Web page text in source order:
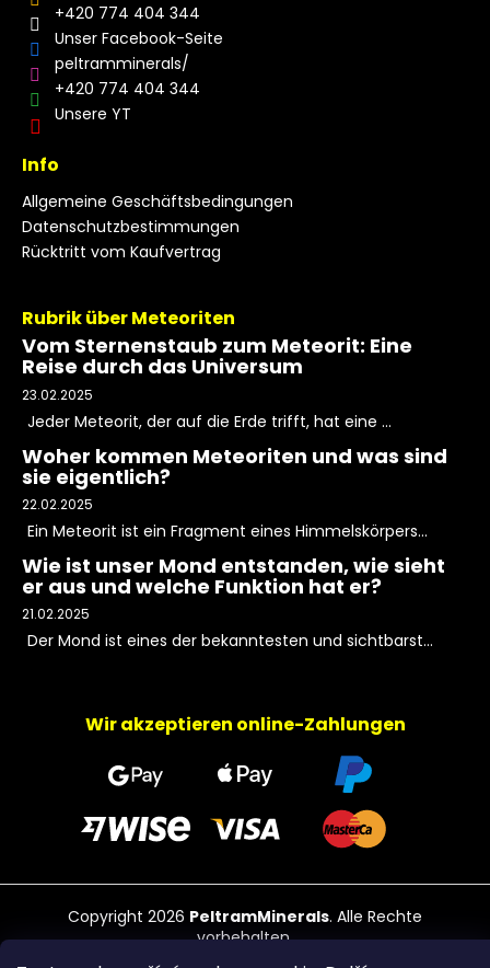
+420 774 404 344
Unser Facebook-Seite
peltramminerals/
+420 774 404 344
Unsere YT
Info
Allgemeine Geschäftsbedingungen
Datenschutzbestimmungen
Rücktritt vom Kaufvertrag
Rubrik über Meteoriten
Vom Sternenstaub zum Meteorit: Eine
Reise durch das Universum
23.02.2025
Jeder Meteorit, der auf die Erde trifft, hat eine ...
Woher kommen Meteoriten und was sind
sie eigentlich?
22.02.2025
Ein Meteorit ist ein Fragment eines Himmelskörpers...
Wie ist unser Mond entstanden, wie sieht
er aus und welche Funktion hat er?
21.02.2025
Der Mond ist eines der bekanntesten und sichtbarst...
Wir akzeptieren online-Zahlungen
Copyright 2026 PeltramMinerals. Alle Rechte
vorbehalten.